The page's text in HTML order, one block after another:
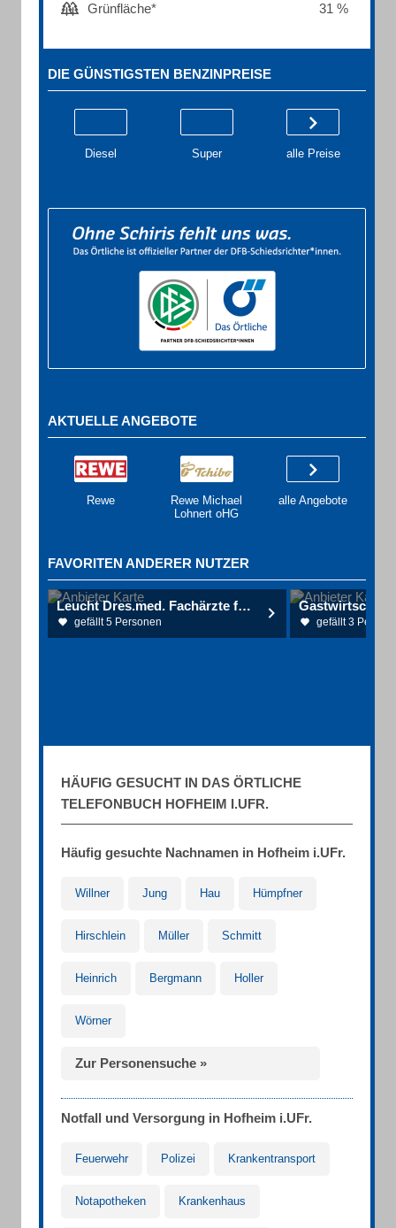
Grünfläche*
31 %
DIE GÜNSTIGSTEN BENZINPREISE
Diesel Super alle Preise
AKTUELLE ANGEBOTE
Rewe
Rewe Michael
Lohnert oHG
alle Angebote
FAVORITEN ANDERER NUTZER
Leucht Dres.med. Fachärzte für Innere Medizin
gefällt 5 Personen gefällt 3
HÄUFIG GESUCHT IN DAS ÖRTLICHE
TELEFONBUCH HOFHEIM I.UFR.
Häufig gesuchte Nachnamen in Hofheim i.UFr.
Willner Jung Hau Hümpfner
Hirschlein Müller Schmitt
Heinrich Bergmann Holler
Wörner
Zur Personensuche »
Notfall und Versorgung in Hofheim i.UFr.
Feuerwehr Polizei Krankentransport
Notapotheken Krankenhaus